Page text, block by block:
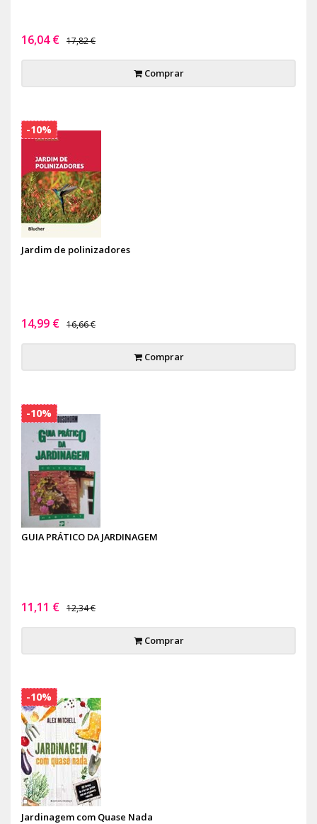
16,04 € 17,82 €
Comprar
Jardim de polinizadores
14,99 € 16,66 €
Comprar
-10%
GUIA PRÁTICO DA JARDINAGEM
11,11 € 12,34 €
Comprar
-10%
Jardinagem com Quase Nada
-10%